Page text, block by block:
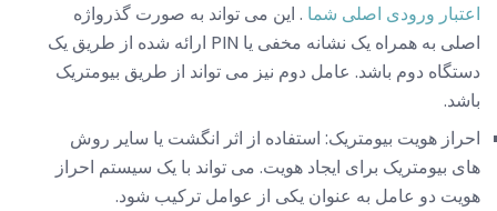
اعتبار ورودی اصلی شما . این می تواند به صورت گذرواژه
اصلی به همراه یک نشانه مخفی یا PIN ارائه شده از طریق یک
دستگاه دوم باشد. عامل دوم نیز می تواند از طریق بیومتریک
باشد.
احراز هویت بیومتریک: استفاده از اثر انگشت یا سایر روش
های بیومتریک برای ایجاد هویت. می تواند با یک سیستم احراز
هویت دو عامل به عنوان یکی از عوامل ترکیب شود.